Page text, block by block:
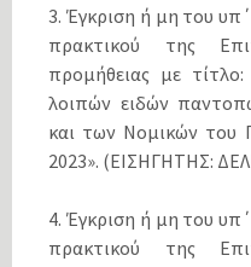
3. Έγκριση ή μη του
πρακτικού της
προμήθειας με
λοιπών ειδών
και των Νομικών του
2023». (ΕΙΣΗΓΗΤΗΣ:
4. Έγκριση ή μη του
πρακτικού της